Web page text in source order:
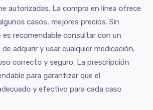
autorizadas. La compra en línea ofrece
casos, mejores precios. Sin
es recomendable consultar con un
adquirir y usar cualquier medicación,
correcto y seguro. La prescripción
para garantizar que el
y efectivo para cada caso